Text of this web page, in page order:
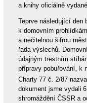
a knihy oficiálně
Teprve následující den
k domovním
a nečitelnou šifrou
řada výslechů.
údajným trestním
přípravy pobuřování, k
Charty 77 č. 2/87
dokument jsme vydali
shromáždění ČSSR a